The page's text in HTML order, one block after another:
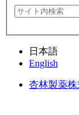
日本語
English
杏林製薬